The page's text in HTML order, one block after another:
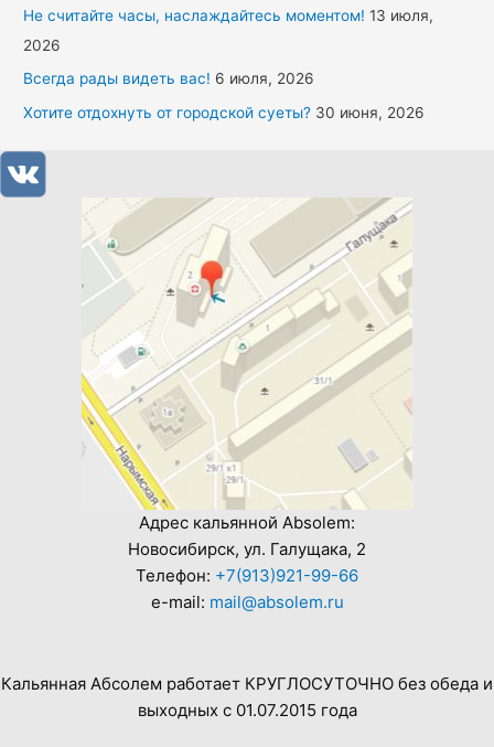
Не считайте часы, наслаждайтесь моментом! 13 июля,
2026
Всегда рады видеть вас! 6 июля, 2026
Хотите отдохнуть от городской суеты? 30 июня, 2026
Адрес кальянной Absolem:
Новосибирск, ул. Галущака, 2
Телефон: +7(913)921-99-66
e-mail: mail@absolem.ru
Кальянная Абсолем работает КРУГЛОСУТОЧНО без обеда и
выходных с 01.07.2015 года